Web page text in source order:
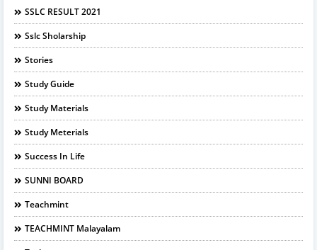
SSLC RESULT 2021
Sslc Sholarship
Stories
Study Guide
Study Materials
Study Meterials
Success In Life
SUNNI BOARD
Teachmint
TEACHMINT Malayalam